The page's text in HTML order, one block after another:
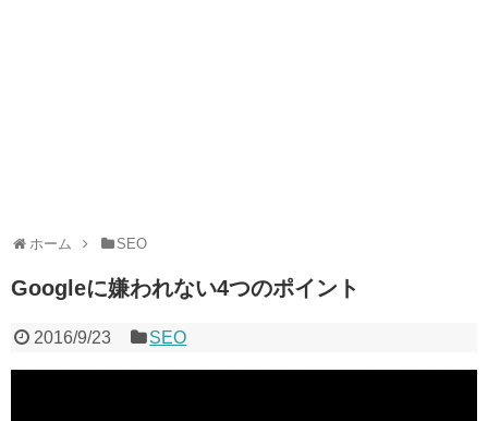
ホーム SEO
Googleに嫌われない4つのポイント
2016/9/23 SEO